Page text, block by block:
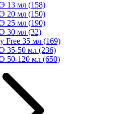
13 мл (158)
20 мл (150)
25 мл (190)
30 мл (32)
Free 35 мл (169)
35-50 мл (236)
50-120 мл (650)